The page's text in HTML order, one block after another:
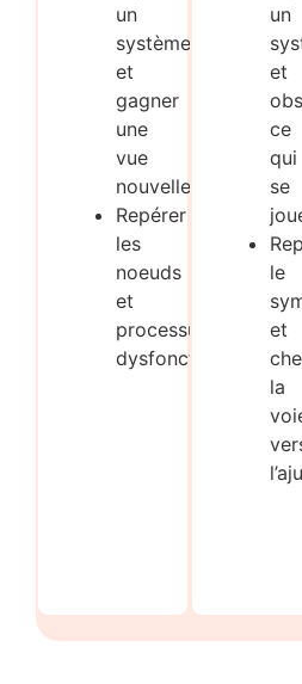
un
système
et
gagner
une
vue
nouvelle.
Repérer
les
noeuds
et
processus
dysfonctionnels.
un
et
ce
qui
se
le
et
la